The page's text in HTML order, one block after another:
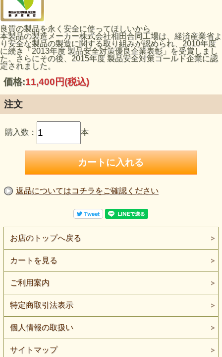
良質の製品を永く安全に使ってほしいから
本製品の製造メーカー株式会社相田合同工場は、経済産業省よ
り安全な製品の製造に関する取り組みが認められ、2010年度
に続き「2013年度 製品安全対策優良企業表彰」を受賞しまし
た。さらにその後、2015年度 製品安全対策ゴールド企業に認
定されました。
価格:11,400円(税込)
注文
購入数： 本
返品についてはコチラをご確認ください
お店のトップへ戻る
カートを見る
ご利用案内
特定商取引法表示
個人情報の取扱い
サイトマップ